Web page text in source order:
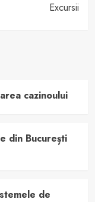
Excursii
cazinoului
din București
de